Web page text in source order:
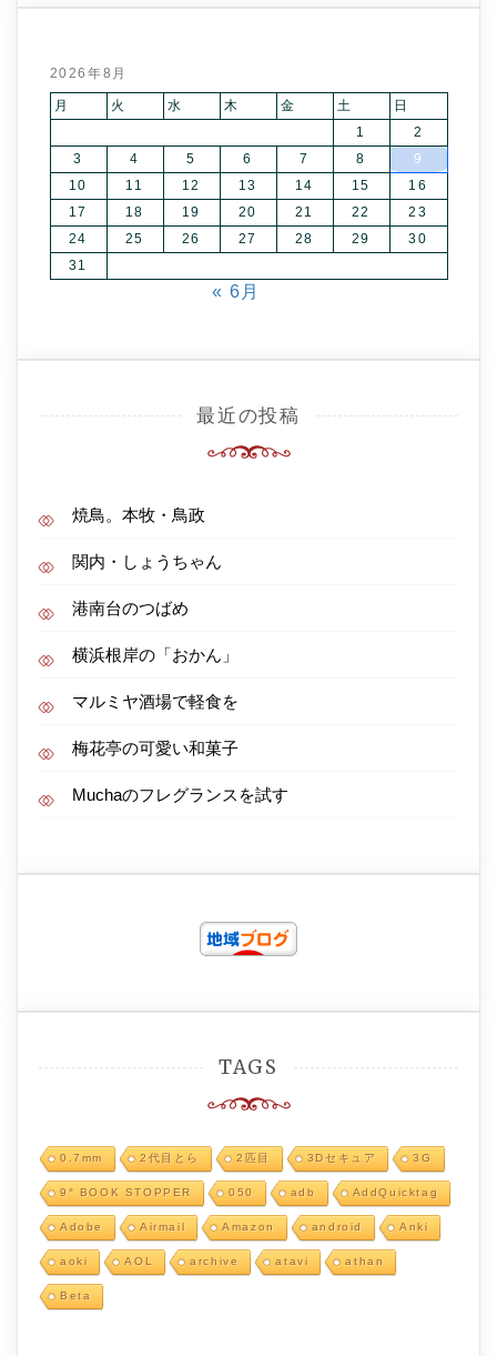
2026年8月
月 火 水 木 金 土
日
1
2
3
4 5 6 7 8
9
10
11 12 13 14 15
16
17
18 19 20 21 22
23
24
25 26 27 28 29
30
31
« 6月
最近の投稿
焼鳥。本牧・鳥政
関内・しょうちゃん
港南台のつばめ
横浜根岸の「おかん」
マルミヤ酒場で軽食を
梅花亭の可愛い和菓子
Muchaのフレグランスを試す
TAGS
0.7mm 2代目とら 2匹目 3Dセキュア 3G
9° BOOK STOPPER 050 adb AddQuicktag
Adobe Airmail Amazon android Anki
aoki AOL archive atavi athan
Beta